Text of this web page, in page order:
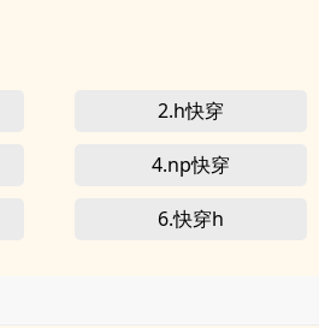
2.h快穿
4.np快穿
6.快穿h